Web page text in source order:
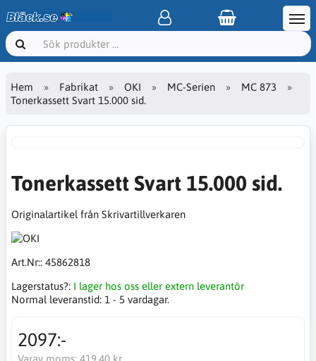
Hem Fabrikat OKI MC-Serien
MC 873
Tonerkassett Svart 15.000 sid.
Tonerkassett Svart 15.000 sid.
Originalartikel från Skrivartillverkaren
Art.Nr:: 45862818
Lagerstatus?: I lager hos oss eller extern leverantör
Normal leveranstid: 1 - 5 vardagar.
2097:-
Varav moms: 419,40 kr